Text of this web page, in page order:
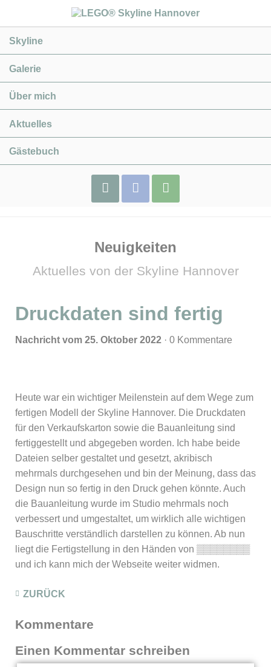
überspringen
Skyline
Galerie
Über mich
Aktuelles
Gästebuch
Flix-
Brix
Neuigkeiten
Aktuelles von der Skyline Hannover
Druckdaten sind fertig
Nachricht vom 25. Oktober 2022· 0 Kommentare
Heute war ein wichtiger Meilenstein auf dem Wege zum
fertigen Modell der Skyline Hannover. Die Druck­daten
für den Ver­kaufs­karton sowie die Bau­an­lei­tung sind
fertig­ge­stellt und ab­ge­geben worden. Ich habe beide
Dateien selber gestaltet und gesetzt, akribisch
mehrmals durchgesehen und bin der Meinung, dass das
Design nun so fertig in den Druck gehen könnte. Auch
die Bauanleitung wurde im Studio mehrmals noch
verbessert und umgestaltet, um wirklich alle wichtigen
Bauschritte verständlich darstellen zu können. Ab nun
liegt die Fertigstellung in den Händen von ▒▒▒▒▒▒▒▒
und ich kann mich der Webseite weiter widmen.
ZURÜCK
Kommentare
Einen Kommentar schreiben